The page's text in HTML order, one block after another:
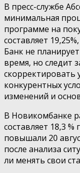
В пресс-службе
минимальная
программе на
составляет
Банк не
время, но следит
скорректировать
конкурентных
изменений и
В Новикомбанке
составляет 18,3
повышали 20
после анализа
ли менять свои